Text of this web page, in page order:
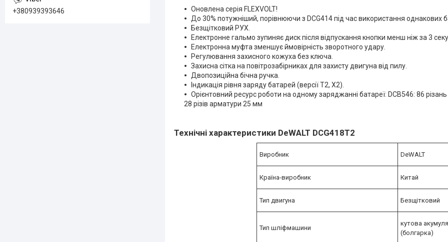
Оновлена серія FLEXVOLT!
До 30% потужніший, порівнюючи з DCG414 під час використання однакових
Безщітковий РУХ.
Електронне гальмо зупиняє диск після відпускання кнопки менш ніж за 3
Електронна муфта зменшує ймовірність зворотного удару.
Регулювання захисного кожуха без ключа.
Захисна сітка на повітрозабірниках для захисту двигуна від пилу.
Двопозиційна бічна ручка.
Індикація рівня заряду батарей (версії T2, X2).
Орієнтовний ресурс роботи на одному заряджанні батареї: DCB546: 86
28 різів арматури 25 мм
Технічні характеристики DeWALT DCG418T2
Виробник DeWALT
Країна-виробник Китай
Тип двигуна Безщітковий
Тип шліфмашини
кутова
(болгарка)
+380939393646